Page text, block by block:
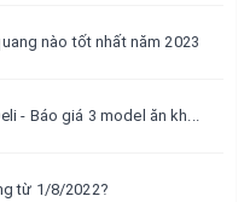
nào tốt nhất năm 2023
- Báo giá 3 model ăn kh...
từ 1/8/2022?